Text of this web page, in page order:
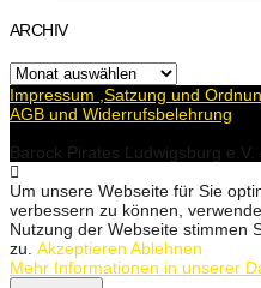
ARCHIV
Archiv
Impressum ,Satzung und
AGB und Widerrufsbelehrung
Barock Pirates Ludwigsburg e.V.
Um unsere Webseite für Sie
verbessern zu können,
Nutzung der Webseite stimmen
zu. Akzeptieren Ablehnen
Mehr Informationen in unserer